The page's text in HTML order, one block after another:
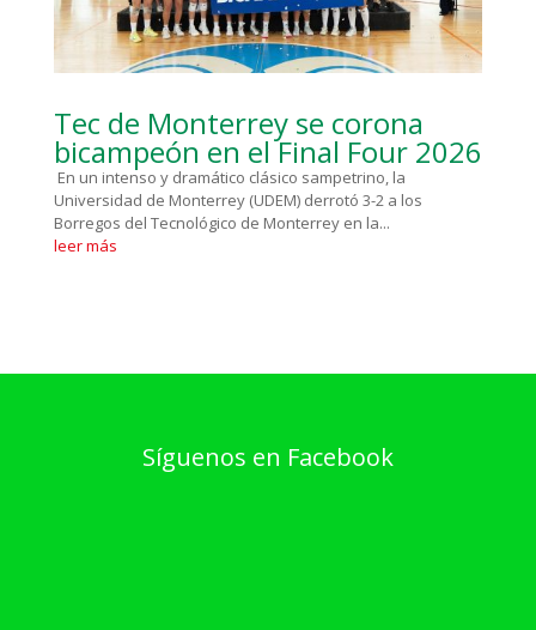
Tec de Monterrey se corona
bicampeón en el Final Four 2026
En un intenso y dramático clásico sampetrino, la
Universidad de Monterrey (UDEM) derrotó 3-2 a los
Borregos del Tecnológico de Monterrey en la...
leer más
Síguenos en Facebook